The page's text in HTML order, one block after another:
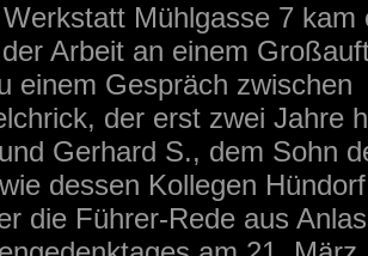
Mühlgasse 7 kam
Arbeit an einem
einem Gespräch zwischen
der erst zwei Jahre
Gerhard S., dem Sohn
dessen Kollegen
die Führer-Rede aus